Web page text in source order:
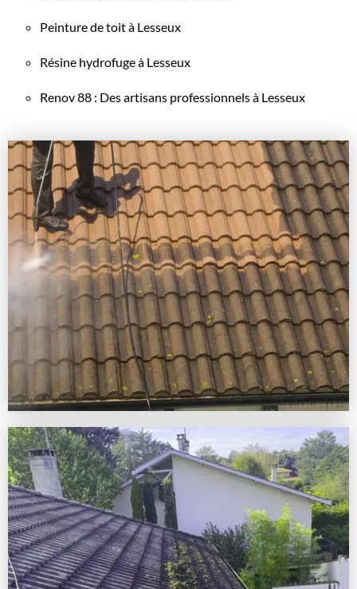
Peinture de toit à Lesseux
Résine hydrofuge à Lesseux
Renov 88 : Des artisans professionnels à Lesseux